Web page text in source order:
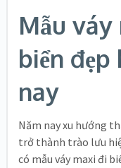
Mẫu
biển
nay
Năm nay xu hướng
trở thành trào lưu
có mẫu váy maxi đi